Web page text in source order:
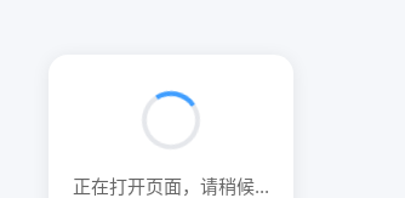
正在打开页面，请稍候...